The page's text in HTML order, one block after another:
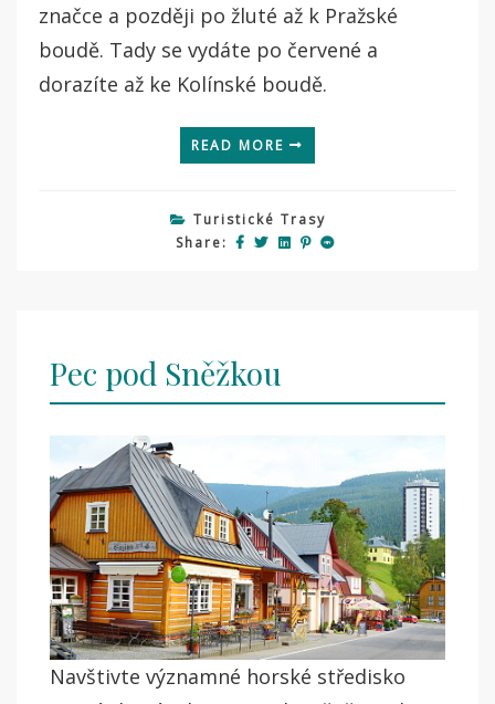
značce a později po žluté až k Pražské
boudě. Tady se vydáte po červené a
dorazíte až ke Kolínské boudě.
READ MORE
Turistické Trasy
Share:
Pec pod Sněžkou
Navštivte významné horské středisko